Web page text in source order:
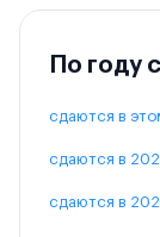
По году
сдаются в
сдаются в
сдаются в